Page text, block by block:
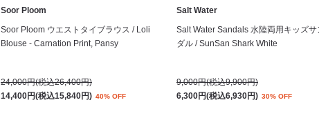
Soor Ploom
Soor Ploom ウエストタイブラウス / Loli
Blouse - Carnation Print, Pansy
24,000円(税込26,400円)
14,400円(税込15,840円) 40% OFF
Salt Water
Salt Water Sandals 水陸両用キッズサ
ダル / SunSan Shark White
9,000円(税込9,900円)
6,300円(税込6,930円) 30% OFF